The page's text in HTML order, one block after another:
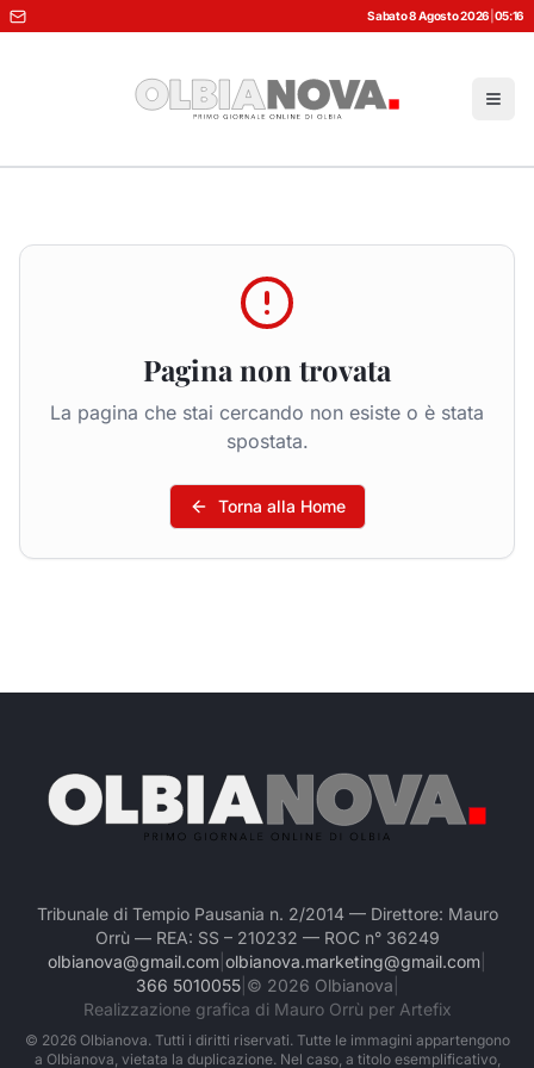
Sabato 8 Agosto 2026 05:16
Pagina non trovata
La pagina che stai cercando non esiste o è stata
spostata.
Torna alla Home
Tribunale di Tempio Pausania n. 2/2014 — Direttore: Mauro
Orrù — REA: SS – 210232 — ROC n° 36249
olbianova@gmail.com olbianova.marketing@gmail.com
366 5010055| © 2026 Olbianova
Realizzazione grafica di Mauro Orrù per Artefix
© 2026Olbianova. Tutti i diritti riservati. Tutte le immagini appartengono
a Olbianova, vietata la duplicazione. Nel caso, a titolo esemplificativo,